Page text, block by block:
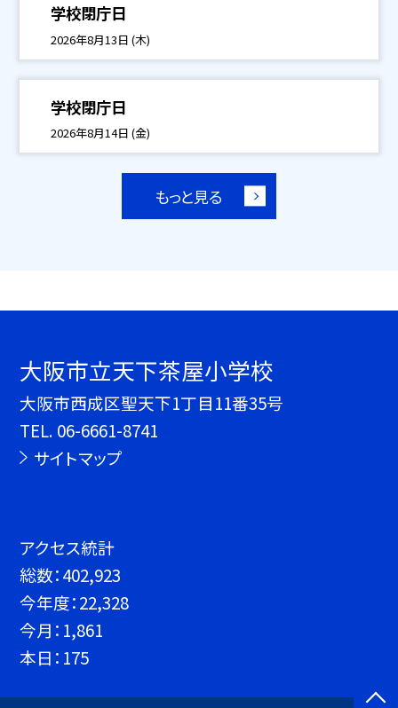
学校閉庁日
2026年8月13日 (木)
学校閉庁日
2026年8月14日 (金)
もっと見る
大阪市立天下茶屋小学校
大阪市西成区聖天下1丁目11番35号
TEL. 06-6661-8741
サイトマップ
アクセス統計
総数：402,923
今年度：22,328
今月： 1,861
本日： 175